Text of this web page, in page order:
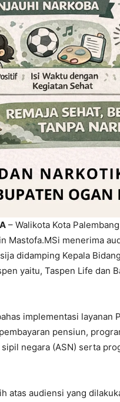
– Walikota Kota
Mastofa.MSi menerima
didamping Kepala
yaitu, Taspen Life dan
implementasi layanan
pensiun,
negara (ASN) serta
atas audiensi yang